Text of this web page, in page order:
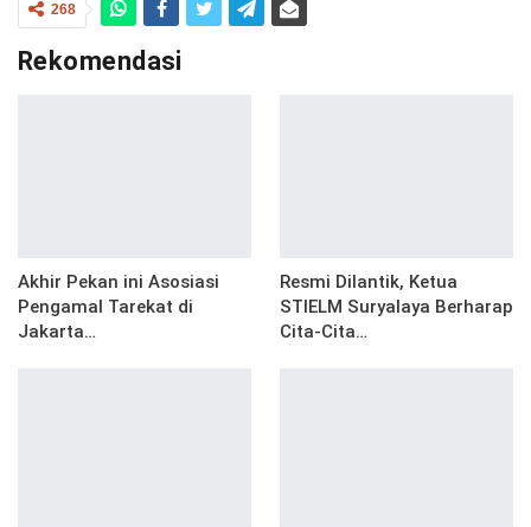
268
Rekomendasi
Akhir Pekan ini Asosiasi
Pengamal Tarekat di
Jakarta…
Resmi Dilantik, Ketua
STIELM Suryalaya Berharap
Cita-Cita…